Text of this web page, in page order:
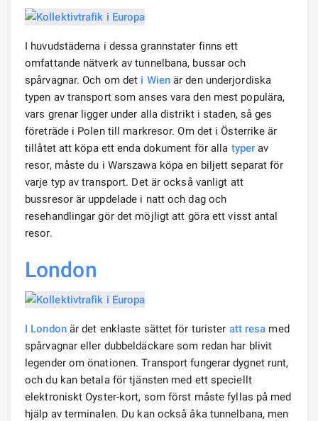
I huvudstäderna i dessa grannstater finns ett
omfattande nätverk av tunnelbana, bussar och
spårvagnar. Och om det i Wienär den underjordiska
typen av transport som anses vara den mest populära,
vars grenar ligger under alla distrikt i staden, så ges
företräde i Polen till markresor. Om det i Österrike är
tillåtet att köpa ett enda dokument för alla typer av
resor, måste du i Warszawa köpa en biljett separat för
varje typ av transport. Det är också vanligt att
bussresor är uppdelade i natt och dag och
resehandlingar gör det möjligt att göra ett visst antal
resor.
London
I Londonär det enklaste sättet för turister att resa med
spårvagnar eller dubbeldäckare som redan har blivit
legender om önationen. Transport fungerar dygnet runt,
och du kan betala för tjänsten med ett speciellt
elektroniskt Oyster-kort, som först måste fyllas på med
hjälp av terminalen. Du kan också åka tunnelbana, men